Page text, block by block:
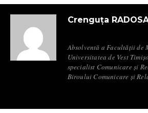
Crenguța
Absolventă a Facultății de
Universitatea de Vest
specialist Comunicare și
Biroului Comunicare și